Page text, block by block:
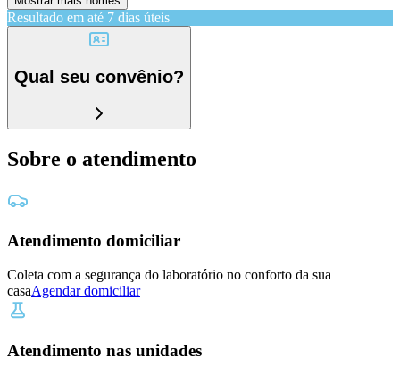
Resultado em até 7 dias úteis
Qual seu convênio?
Sobre o atendimento
Atendimento domiciliar
Coleta com a segurança do laboratório no conforto da sua
casaAgendar domiciliar
Atendimento nas unidades